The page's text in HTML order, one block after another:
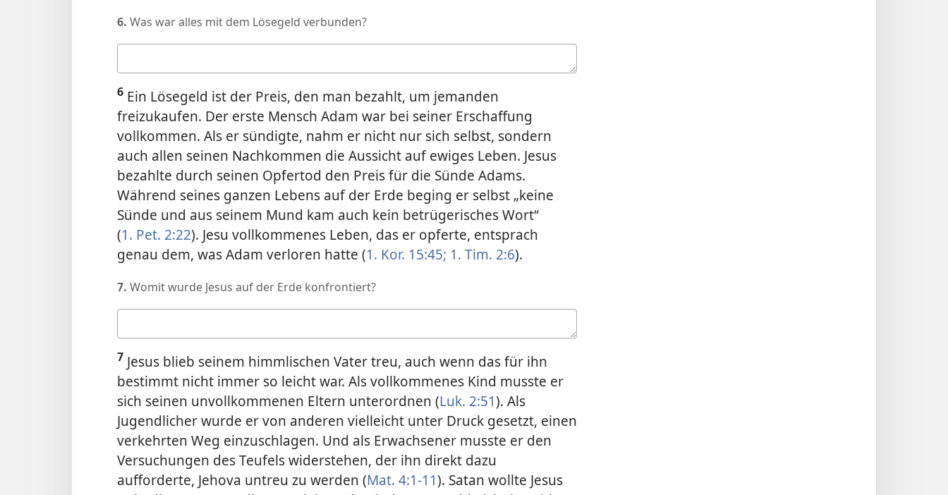
6. Was war alles mit dem Lösegeld verbunden?
Antwort
6 Ein Lösegeld ist der Preis, den man bezahlt, um jemanden
freizukaufen. Der erste Mensch Adam war bei seiner Erschaffung
vollkommen. Als er sündigte, nahm er nicht nur sich selbst, sondern
auch allen seinen Nachkommen die Aussicht auf ewiges Leben. Jesus
bezahlte durch seinen Opfertod den Preis für die Sünde Adams.
Während seines ganzen Lebens auf der Erde beging er selbst „keine
Sünde und aus seinem Mund kam auch kein betrügerisches Wort“
(1. Pet. 2:22). Jesu vollkommenes Leben, das er opferte, entsprach
genau dem, was Adam verloren hatte (1. Kor. 15:45; 1. Tim. 2:6).
7. Womit wurde Jesus auf der Erde konfrontiert?
Antwort
7 Jesus blieb seinem himmlischen Vater treu, auch wenn das für ihn
bestimmt nicht immer so leicht war. Als vollkommenes Kind musste er
sich seinen unvollkommenen Eltern unterordnen (Luk. 2:51). Als
Jugendlicher wurde er von anderen vielleicht unter Druck gesetzt, einen
verkehrten Weg einzuschlagen. Und als Erwachsener musste er den
Versuchungen des Teufels widerstehen, der ihn direkt dazu
aufforderte, Jehova untreu zu werden (Mat. 4:1-11). Satan wollte Jesus